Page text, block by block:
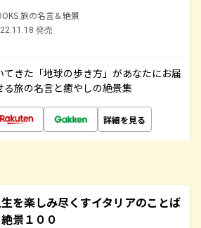
旅の名言＆絶景
発売
きた「地球の歩き方」があなたにお届
る旅の名言と癒やしの絶景集
詳細を見る
を楽しみ尽くすイタリアのことば
景１００